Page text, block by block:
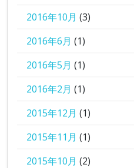
2016年10月 (3)
2016年6月 (1)
2016年5月 (1)
2016年2月 (1)
2015年12月 (1)
2015年11月 (1)
2015年10月 (2)